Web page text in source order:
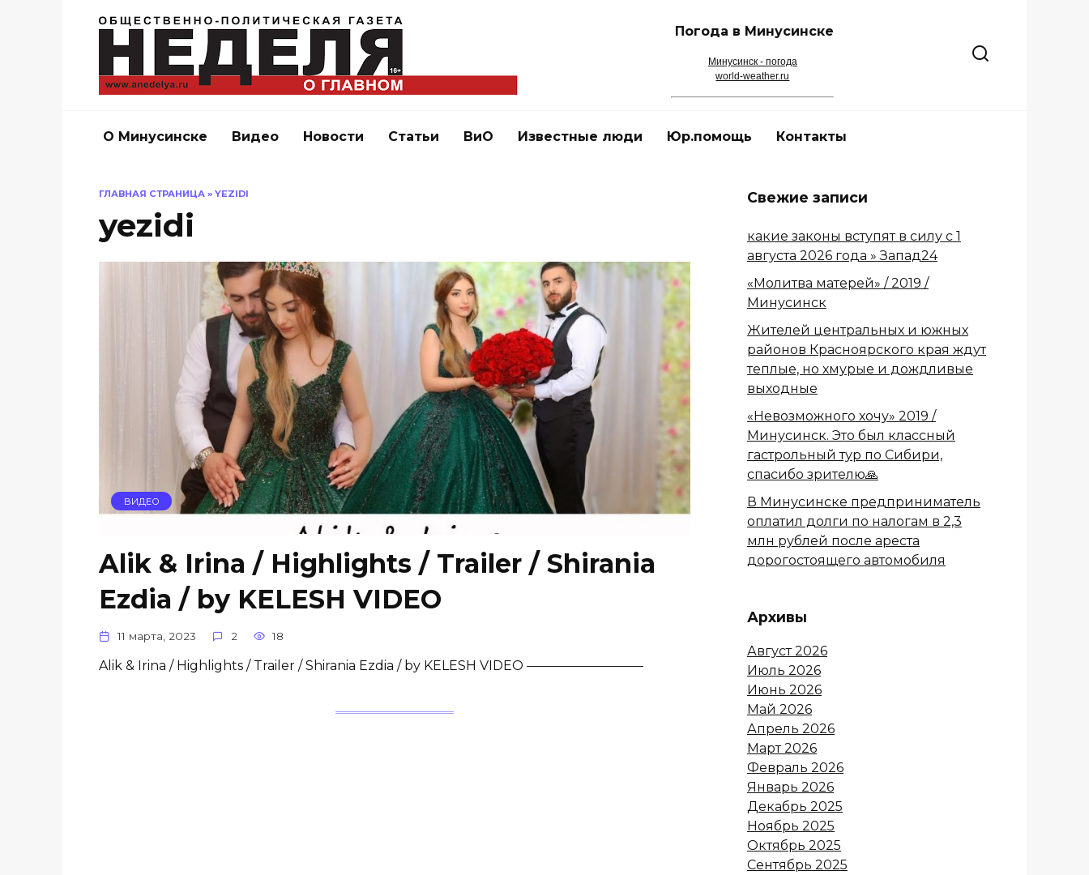
Погода в Минусинске
Минусинск - погода
world-weather.ru
О Минусинске Видео Новости Статьи ВиО Известные люди Юр.помощь Контакты
ГЛАВНАЯ СТРАНИЦА » YEZIDI
yezidi
ВИДЕО
Alik & Irina / Highlights / Trailer / Shirania
Ezdia / by KELESH VIDEO
11 марта, 2023 2 18
Alik & Irina / Highlights / Trailer / Shirania Ezdia / by KELESH VIDEO —————————
Свежие записи
какие законы вступят в силу с 1
августа 2026 года » Запад24
«Молитва матерей» / 2019 /
Минусинск
Жителей центральных и южных
районов Красноярского края ждут
теплые, но хмурые и дождливые
выходные
«Невозможного хочу» 2019 /
Минусинск. Это был классный
гастрольный тур по Сибири,
спасибо зрителю🙏
В Минусинске предприниматель
оплатил долги по налогам в 2,3
млн рублей после ареста
дорогостоящего автомобиля
Архивы
Август 2026
Июль 2026
Июнь 2026
Май 2026
Апрель 2026
Март 2026
Февраль 2026
Январь 2026
Декабрь 2025
Ноябрь 2025
Октябрь 2025
Сентябрь 2025